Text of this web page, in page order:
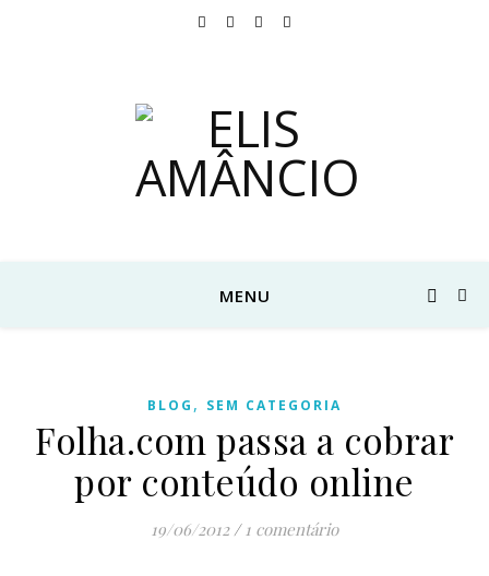
MENU
BLOG , SEM CATEGORIA
Folha.com passa a cobrar
por conteúdo online
19/06/2012 / 1 comentário